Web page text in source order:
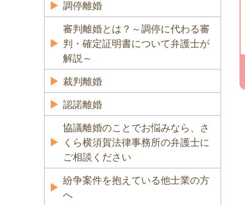
調停離婚
審判離婚とは？～調停に代わる審
判・確定証明書について弁護士が
解説～
裁判離婚
認諾離婚
協議離婚のことでお悩みなら、さ
くら横須賀法律事務所の弁護士に
ご相談ください
紛争案件を抱えている他士業の方
へ